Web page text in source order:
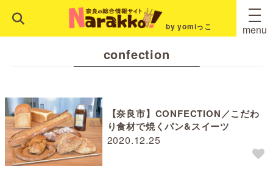
by yomiっこ menu
confection
2020.12.25
【奈良市】CONFECTION／こだわ
り食材で焼くパン&スイーツ